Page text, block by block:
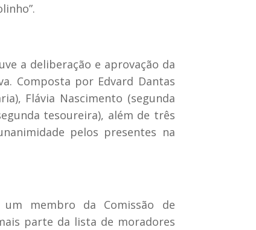
a deliberação e aprovação da
Composta por Edvard Dantas
Flávia Nascimento (segunda
tesoureira), além de três
pelos presentes na
membro da Comissão de
parte da lista de moradores